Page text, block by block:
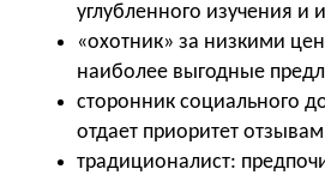
углубленного изучения и
«охотник» за низкими
наиболее выгодные
сторонник социального
отдает приоритет
традиционалист: